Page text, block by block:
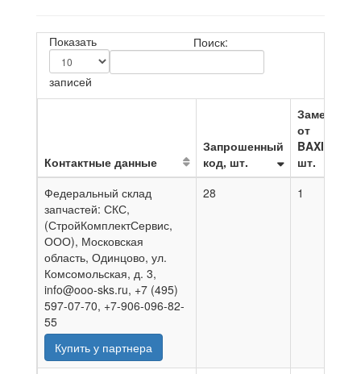
Показать
записей
Поиск:
Контактные данные
Запрошенный
код, шт.
Замена
от
BAXI,
шт.
Федеральный склад
запчастей: СКС,
(СтройКомплектСервис,
ООО), Московская
область, Одинцово, ул.
Комсомольская, д. 3,
info@ooo-sks.ru, +7 (495)
597-07-70, +7-906-096-82-
55
Купить у партнера
28 1